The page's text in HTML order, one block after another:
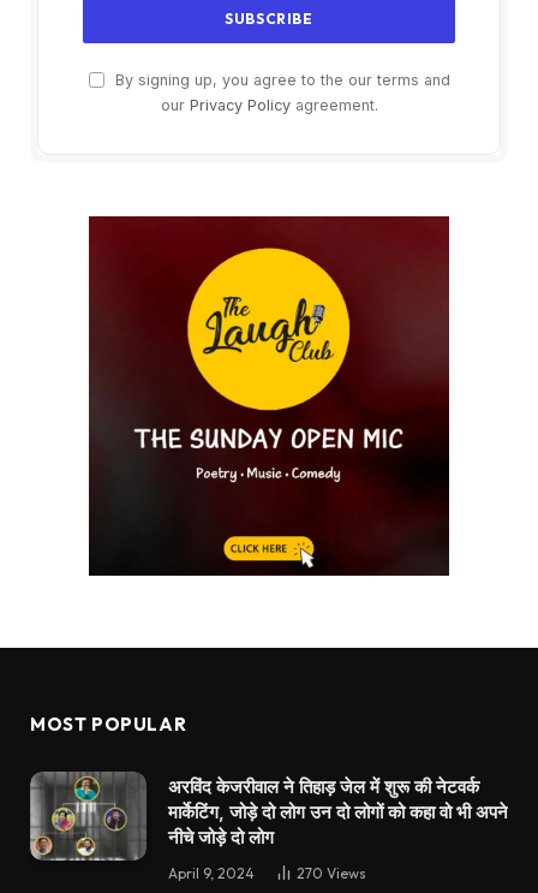
By signing up, you agree to the our terms and
our Privacy Policyagreement.
MOST POPULAR
अरविंद केजरीवाल ने तिहाड़ जेल में शुरू की नेटवर्क
मार्केटिंग, जोड़े दो लोग उन दो लोगों को कहा वो भी अपने
नीचे जोड़े दो लोग
April 9, 2024 270 Views